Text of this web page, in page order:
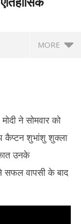
MORE
ने सोमवार को
कैप्टन शुभांशु शुक्ला
उनके
सफल वापसी के बाद